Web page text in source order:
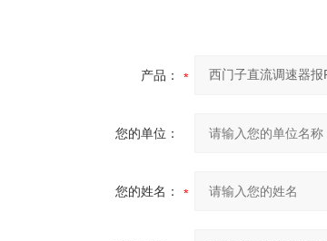
产品：
您的单位：
您的姓名：